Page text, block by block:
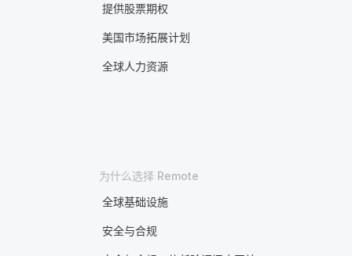
提供股票期权
美国市场拓展计划
全球人力资源
为什么选择 Remote
全球基础设施
安全与合规